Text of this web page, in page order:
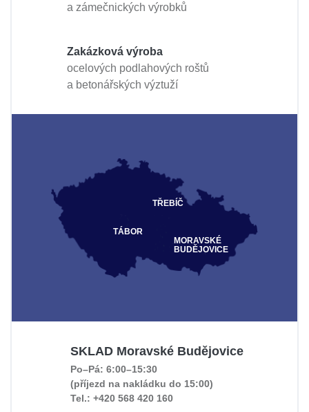
a zámečnických výrobků
Zakázková výroba
ocelových podlahových roštů
a betonářských výztuží
MORAVSKÉ
BUDĚJOVICE
TÁBOR
TŘEBÍČ
SKLAD Moravské Budějovice
Po–Pá: 6:00–15:30
(příjezd na nakládku do 15:00)
Tel.: +420 568 420 160